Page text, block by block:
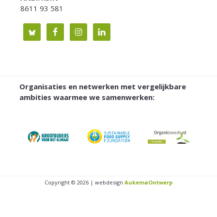
8611 93 581
Organisaties en netwerken met vergelijkbare
ambities waarmee we samenwerken:
Copyright © 2026 | webdesign AukemaOntwerp